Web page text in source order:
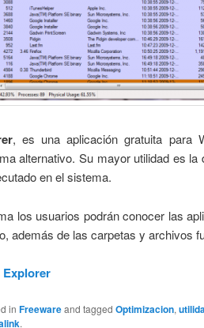
, es una aplicación gratuita para
alternativo. Su mayor utilidad es
en el sistema.
los usuarios podrán conocer las
además de las carpetas y archivos
Explorer
inFreewareand taggedOptimizacion,
.